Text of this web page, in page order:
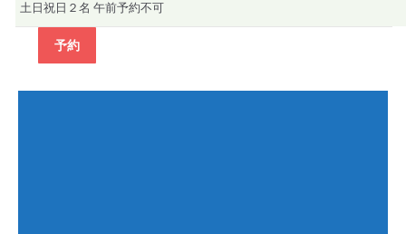
土日祝日２名 午前予約不可
予約